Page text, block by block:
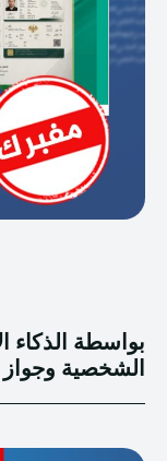
بواسطة الذكاء
الشخصية